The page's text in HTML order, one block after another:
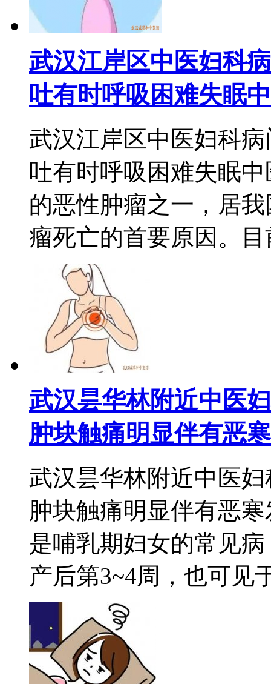
武汉江岸区中医妇科
吐有时呼吸困难失眠中
武汉江岸区中医妇科
吐有时呼吸困难失眠
的恶性肿瘤之一，居
瘤死亡的首要原因。目
武汉昙华林附近中医
肿块触痛明显伴有恶寒
武汉昙华林附近中医
肿块触痛明显伴有恶
是哺乳期妇女的常见
产后第3~4周，也可见